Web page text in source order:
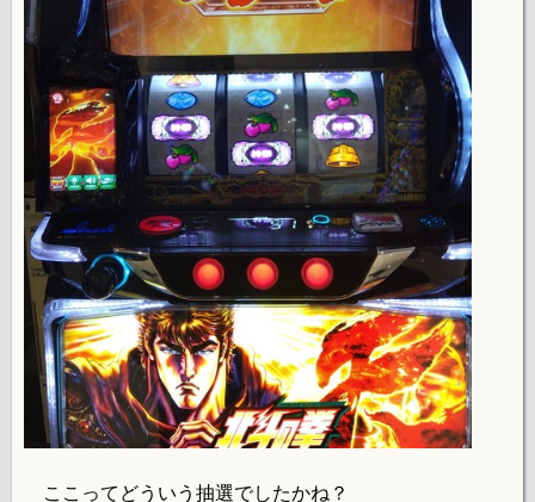
ここってどういう抽選でしたかね？